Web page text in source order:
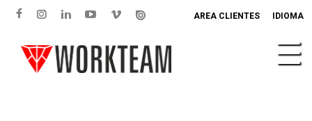
AREA CLIENTES IDIOMA